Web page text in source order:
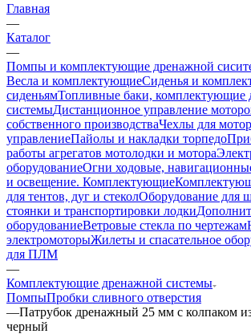
Главная
—
Каталог
—
Помпы и комплектующие дренажной
Весла и комплектующиеСиденья и
сиденьямТопливные баки, комплектующие
системыДистанционное управление
собственного производстваЧехлы для
управлениеПайолы и накладки торпедо
работы агрегатов мотолодки и мотора
оборудованиеОгни ходовые,
и освещение. Комплектующие
для тентов, дуг и стеколОборудование для
стоянки и транспортировки лодки
оборудованиеВетровые стекла по чертежам
электромоторыЖилеты и спасательное
для ПЛМ
—
Комплектующие дренажной системы
ПомпыПробки сливного отверстия
—Патрубок дренажный 25 мм с колпаком
черный